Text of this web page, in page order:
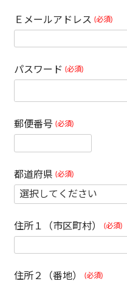
Ｅメールアドレス (必須)
パスワード (必須)
郵便番号 (必須)
都道府県 (必須)
住所１（市区町村） (必須)
住所２（番地） (必須)